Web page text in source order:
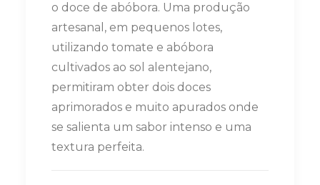
o doce de abóbora. Uma produção
artesanal, em pequenos lotes,
utilizando tomate e abóbora
cultivados ao sol alentejano,
permitiram obter dois doces
aprimorados e muito apurados onde
se salienta um sabor intenso e uma
textura perfeita.